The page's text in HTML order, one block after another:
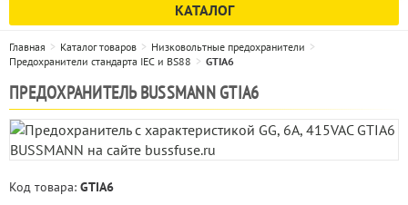
КАТАЛОГ
Главная Каталог товаров
Низковольтные предохранители
Предохранители стандарта IEC и BS88
GTIA6
ПРЕДОХРАНИТЕЛЬ BUSSMANN GTIA6
Код товара: GTIA6